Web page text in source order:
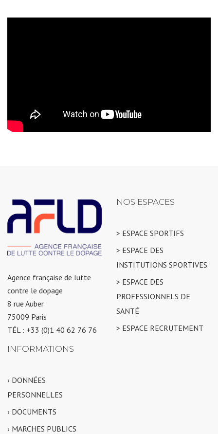
Agence française de lutte
contre le dopage
8 rue Auber
75009 Paris
TÉL : +33 (0)1 40 62 76 76
NOS ESPACES
> ESPACE SPORTIFS
> ESPACE DES
INSTITUTIONS SPORTIVES
> ESPACE DES
PROFESSIONNELS DE
SANTÉ
> ESPACE RECRUTEMENT
INFORMATIONS
› DONNÉES
PERSONNELLES
› DOCUMENTS
› MARCHES PUBLICS